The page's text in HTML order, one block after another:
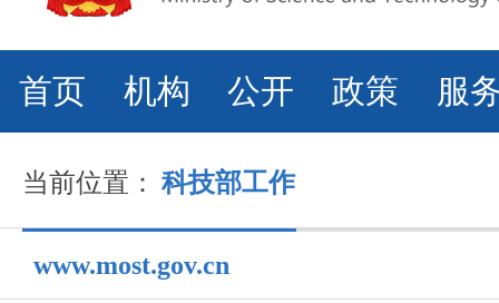
首页 机构 公开 政策 服
当前位置： 科技部工作
www.most.gov.cn